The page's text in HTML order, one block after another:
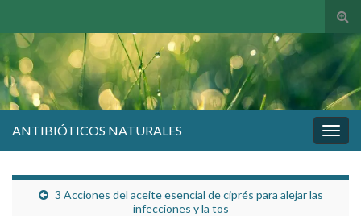
de
la
ANTIBIÓTICOS NATURALES
3 Acciones del aceite esencial de ciprés para alejar las
infecciones y la tos